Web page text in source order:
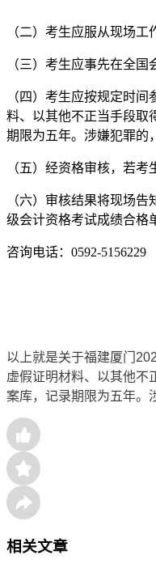
（二）考生应服从现场
（三）考生应事先在全国
（四）考生应按规定时
料、以其他不正当手段取
期限为五年。涉嫌犯罪的
（五）经资格审核，若
（六）审核结果将现场
级会计资格考试成绩合格
咨询电话：0592-5156229
以上就是关于福建厦门
虚假证明材料、以其他不
案库，记录期限为五年。
相关文章